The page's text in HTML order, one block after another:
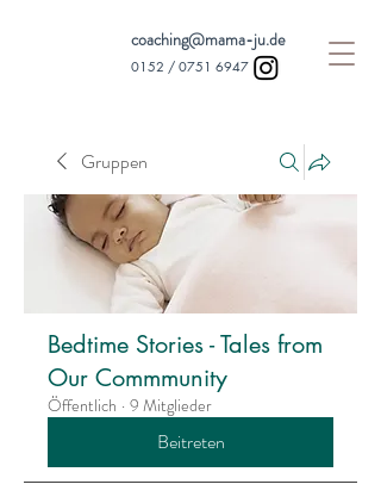
coaching@mama-ju.de
0152 / 0751 6947
Gruppen
Bedtime Stories - Tales from
Our Commmunity
Öffentlich · 9 Mitglieder
Beitreten